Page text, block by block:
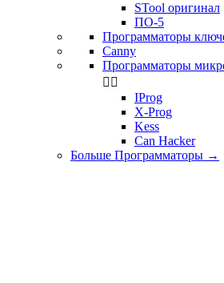
STool оригинал
ПО-5
Программаторы
Canny
Программаторы
 
IProg
X-Prog
Kess
Can Hacker
Больше Программаторы →